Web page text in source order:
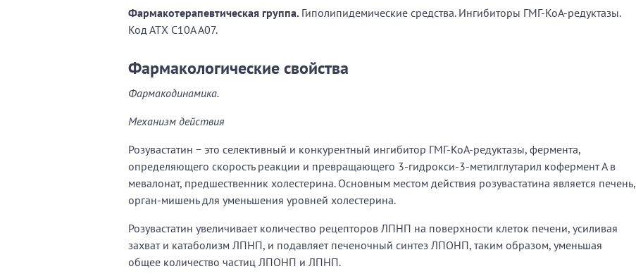
Фармакотерапевтичеcкая группа. Гиполипидемические средства. Ингибиторы ГМГ-КоА-редуктазы.
Код АТХ С10А А07.
Фармакологические свойства
Фармакодинамика.
Механизм действия
Розувастатин − это селективный и конкурентный ингибитор ГМГ-КоА-редуктазы, фермента,
определяющего скорость реакции и превращающего 3-гидрокси-3-метилглутарил кофермент А в
мевалонат, предшественник холестерина. Основным местом действия розувастатина является печень,
орган-мишень для уменьшения уровней холестерина.
Розувастатин увеличивает количество рецепторов ЛПНП на поверхности клеток печени, усиливая
захват и катаболизм ЛПНП, и подавляет печеночный синтез ЛПОНП, таким образом, уменьшая
общее количество частиц ЛПОНП и ЛПНП.